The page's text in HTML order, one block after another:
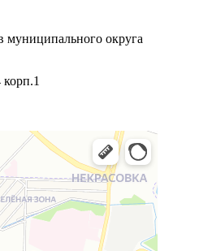
муниципального округа
корп.1